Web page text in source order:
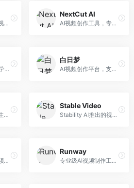
MiniMax推出的AI视频生成工具，支持高质量视频创作。面向内容创作者，提供文生视频、视频编辑等功能，生成速度快，视频效果自然流畅。
NextCut AI
AI视频创作工具，专注于智能剪辑和视频生成。面向视频创作者，提供智能剪辑、视频生成、特效添加等功能，剪辑效率高，适合快节奏内容生产。
生数科技与清华大学联合研发的AI视频生成大模型。面向视频创作者和内容生产者，支持文生视频、图生视频，视频质量高，物理运动理解准确，国产视频生成领先工具。
白日梦
AI视频创作平台，支持生成长达50分钟的长视频内容。面向长视频创作者和内容生产者，支持故事视频生成、视频编辑等功能，适合叙事性内容创作。
腾讯推出的AI视频生成工具，基于混元大模型。面向腾讯生态用户和内容创作者，支持文生视频、视频编辑等功能，与腾讯产品生态深度整合。
Stable Video
Stability AI推出的视频生成模型，开源可部署。面向开发者和专业创作者，支持视频生成、视频编辑等功能，开源生态完善，定制化程度高。
一站式AI图像和视频创作平台，整合多种生成工具。面向内容创作者，提供文生图、文生视频、视频编辑等服务，创作工具全面，一站式体验便捷。
Runway
专业级AI视频制作工具，支持视频生成与编辑。面向影视制作人和创意工作者，提供文生视频、视频编辑、绿幕抠像等专业功能，视频处理能力强，适合专业创作场景。